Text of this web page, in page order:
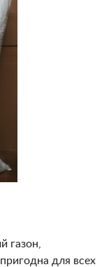
газон,
для всех